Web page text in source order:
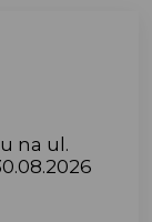
na ul.